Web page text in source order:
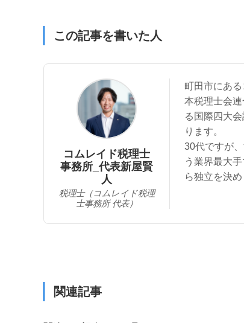
この記事を書いた人
コムレイド税理士
事務所_代表新屋賢
人
税理士（コムレイド税理
士事務所 代表）
町田市にあ
本税理士会
る国際四大
ります。
30代ですが
う業界最大
ら独立を決め
関連記事